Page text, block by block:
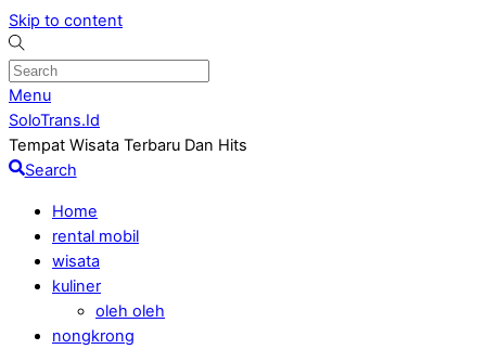
Skip to content
Menu
SoloTrans.Id
Tempat Wisata Terbaru Dan Hits
Search
Home
rental mobil
wisata
kuliner
oleh oleh
nongkrong